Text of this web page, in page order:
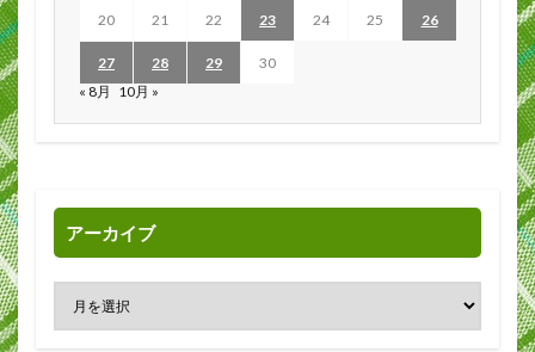
20 21 22 23 24 25 26
27 28 29
30
« 8月 10月 »
アーカイブ